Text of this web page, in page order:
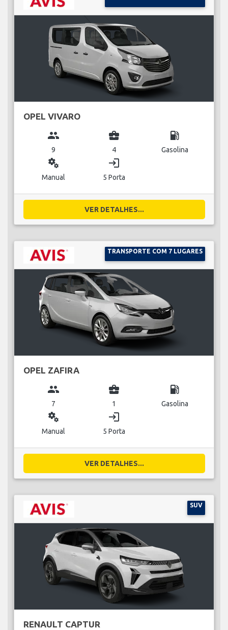
OPEL VIVARO
group
9
business_center
4
local_gas_station
Gasolina
miscellaneous_services
Manual
login
5 Porta
VER DETALHES...
TRANSPORTE COM 7 LUGARES
OPEL ZAFIRA
group
7
business_center
1
local_gas_station
Gasolina
miscellaneous_services
Manual
login
5 Porta
VER DETALHES...
SUV
RENAULT CAPTUR